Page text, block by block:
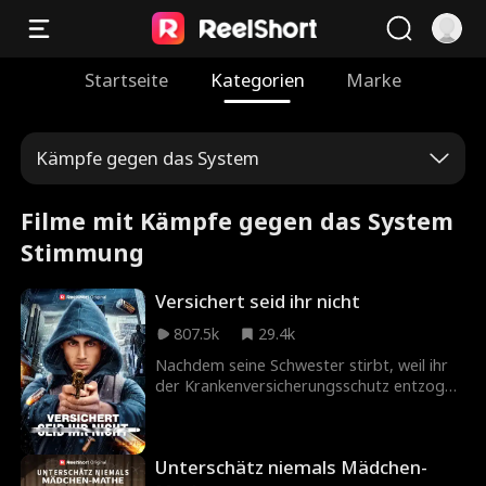
Startseite Kategorien Marke
Kämpfe gegen das System
Filme mit Kämpfe gegen das System
Stimmung
Versichert seid ihr nicht
807.5k
29.4k
Nachdem seine Schwester stirbt, weil ihr
der Krankenversicherungsschutz entzogen
der Versicherung. Doch es geht ihm nicht
Unterschätz niemals Mädchen-